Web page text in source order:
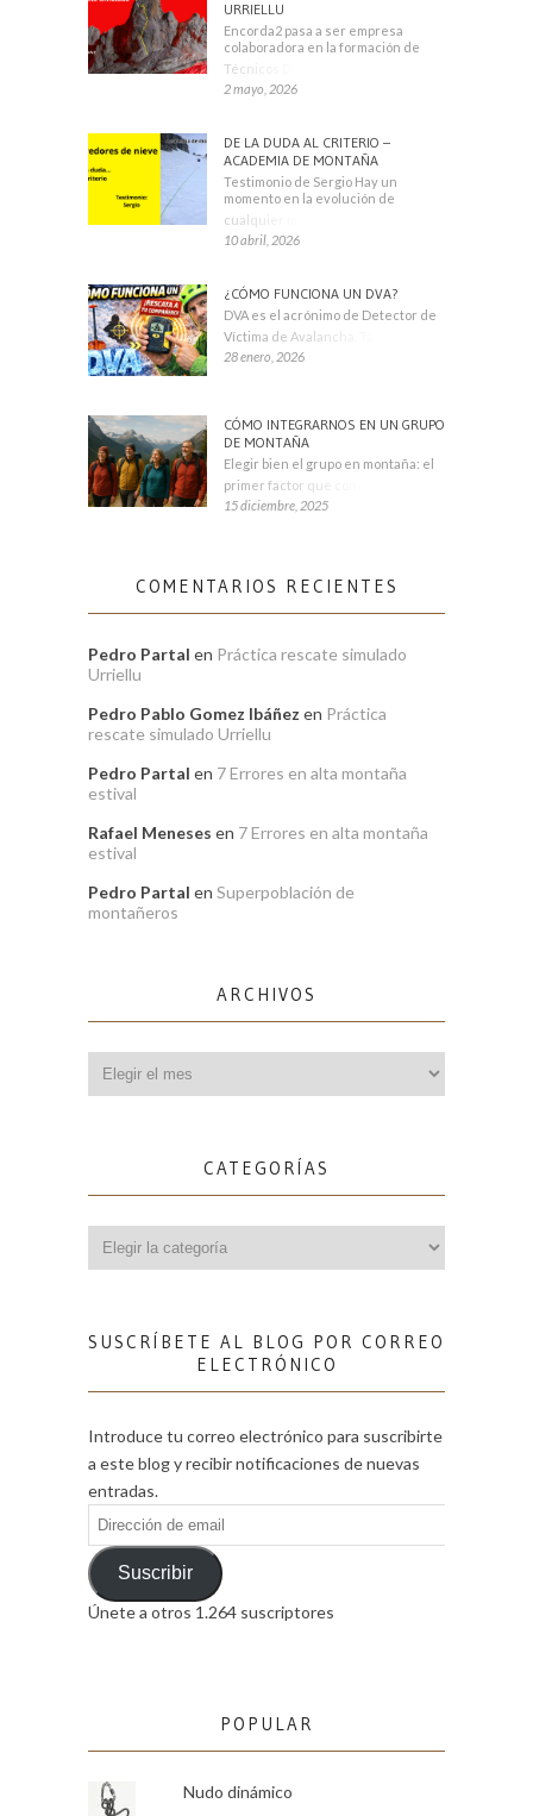
URRIELLU
Encorda2 pasa a ser empresa
colaboradora en la formación de
Técnicos Deportivos
2 mayo, 2026
DE LA DUDA AL CRITERIO –
ACADEMIA DE MONTAÑA
Testimonio de Sergio Hay un
momento en la evolución de
cualquier montañero
10 abril, 2026
¿CÓMO FUNCIONA UN DVA?
DVA es el acrónimo de Detector de
Víctima de Avalancha. También se
28 enero, 2026
CÓMO INTEGRARNOS EN UN GRUPO
DE MONTAÑA
Elegir bien el grupo en montaña: el
primer factor que condiciona tu
15 diciembre, 2025
COMENTARIOS RECIENTES
Pedro Partal en Práctica rescate simulado
Urriellu
Pedro Pablo Gomez Ibáñez en Práctica
rescate simulado Urriellu
Pedro Partal en 7 Errores en alta montaña
estival
Rafael Meneses en 7 Errores en alta montaña
estival
Pedro Partal en Superpoblación de
montañeros
ARCHIVOS
CATEGORÍAS
SUSCRÍBETE AL BLOG POR CORREO
ELECTRÓNICO
Introduce tu correo electrónico para suscribirte
a este blog y recibir notificaciones de nuevas
entradas.
Dirección
de
emailSuscribir
Únete a otros 1.264 suscriptores
POPULAR
Nudo dinámico